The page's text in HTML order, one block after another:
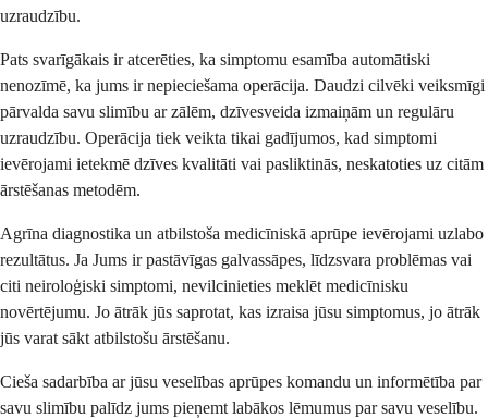
uzraudzību.
Pats svarīgākais ir atcerēties, ka simptomu esamība automātiski
nenozīmē, ka jums ir nepieciešama operācija. Daudzi cilvēki veiksmīgi
pārvalda savu slimību ar zālēm, dzīvesveida izmaiņām un regulāru
uzraudzību. Operācija tiek veikta tikai gadījumos, kad simptomi
ievērojami ietekmē dzīves kvalitāti vai pasliktinās, neskatoties uz citām
ārstēšanas metodēm.
Agrīna diagnostika un atbilstoša medicīniskā aprūpe ievērojami uzlabo
rezultātus. Ja Jums ir pastāvīgas galvassāpes, līdzsvara problēmas vai
citi neiroloģiski simptomi, nevilcinieties meklēt medicīnisku
novērtējumu. Jo ātrāk jūs saprotat, kas izraisa jūsu simptomus, jo ātrāk
jūs varat sākt atbilstošu ārstēšanu.
Cieša sadarbība ar jūsu veselības aprūpes komandu un informētība par
savu slimību palīdz jums pieņemt labākos lēmumus par savu veselību.